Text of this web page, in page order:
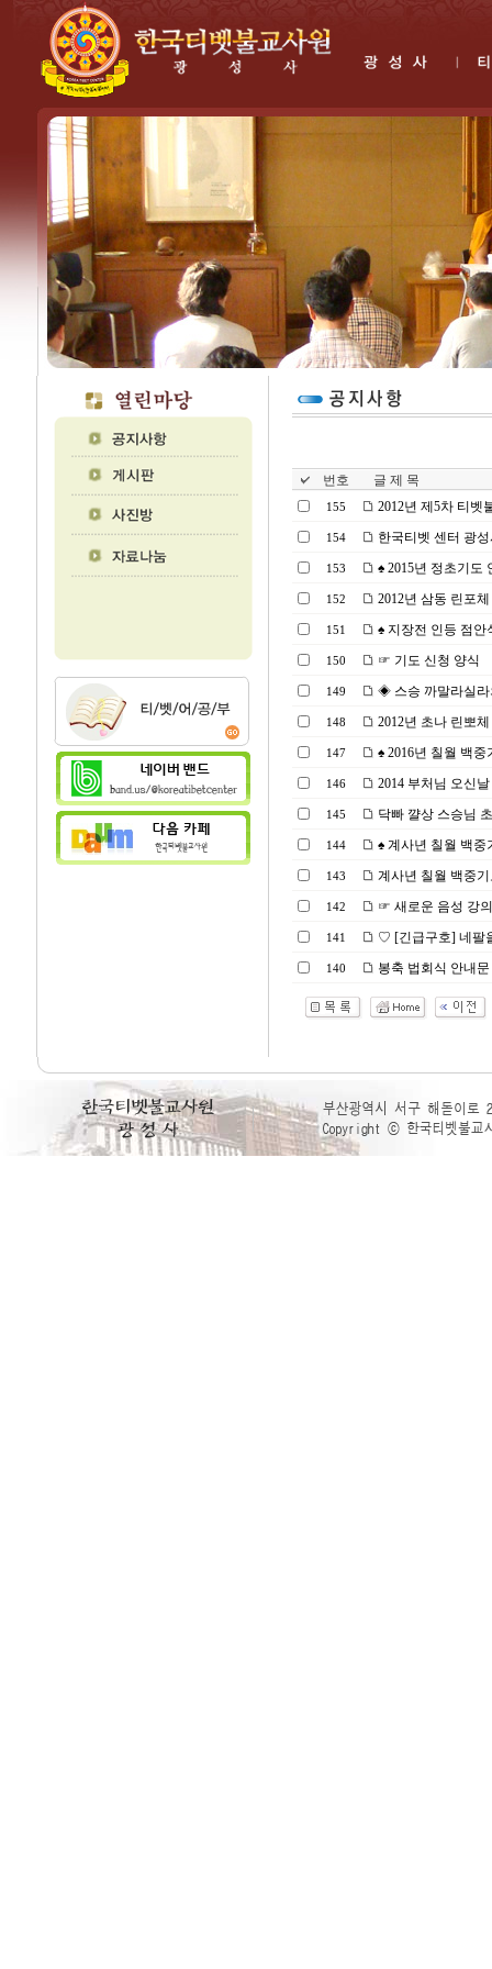
번호 글 제 목
155 2012년 제5차 티벳
154 한국티벳 센터 광
153 ♠ 2015년 정초기도
152 2012년 삼동 린포
151 ♠ 지장전 인등 점안
150 ☞ 기도 신청 양식
149 ◈ 스승 까말라실라
148 2012년 초나 린뽀
147 ♠ 2016년 칠월 백
146 2014 부처님 오신
145 닥빠 꺌상 스승님
144 ♠ 계사년 칠월 백중
143 계사년 칠월 백중
142 ☞ 새로운 음성 강
141 ♡ [긴급구호] 네팔
140 봉축 법회식 안내문